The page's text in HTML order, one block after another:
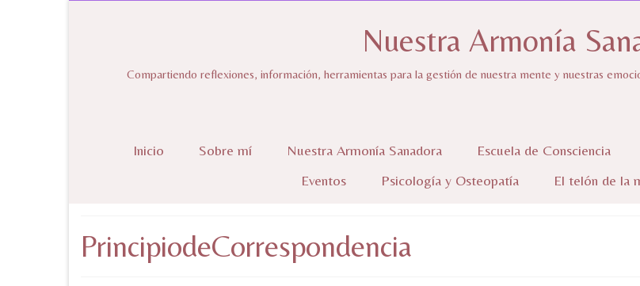
Nuestra Armonía
Compartiendo reflexiones, información, herramientas para la gestión de nuestra mente y nuestras
Inicio Sobre mí Nuestra Armonía Sanadora Escuela de Consciencia
Eventos
Psicología y Osteopatía El telón de la
PrincipiodeCorrespondencia